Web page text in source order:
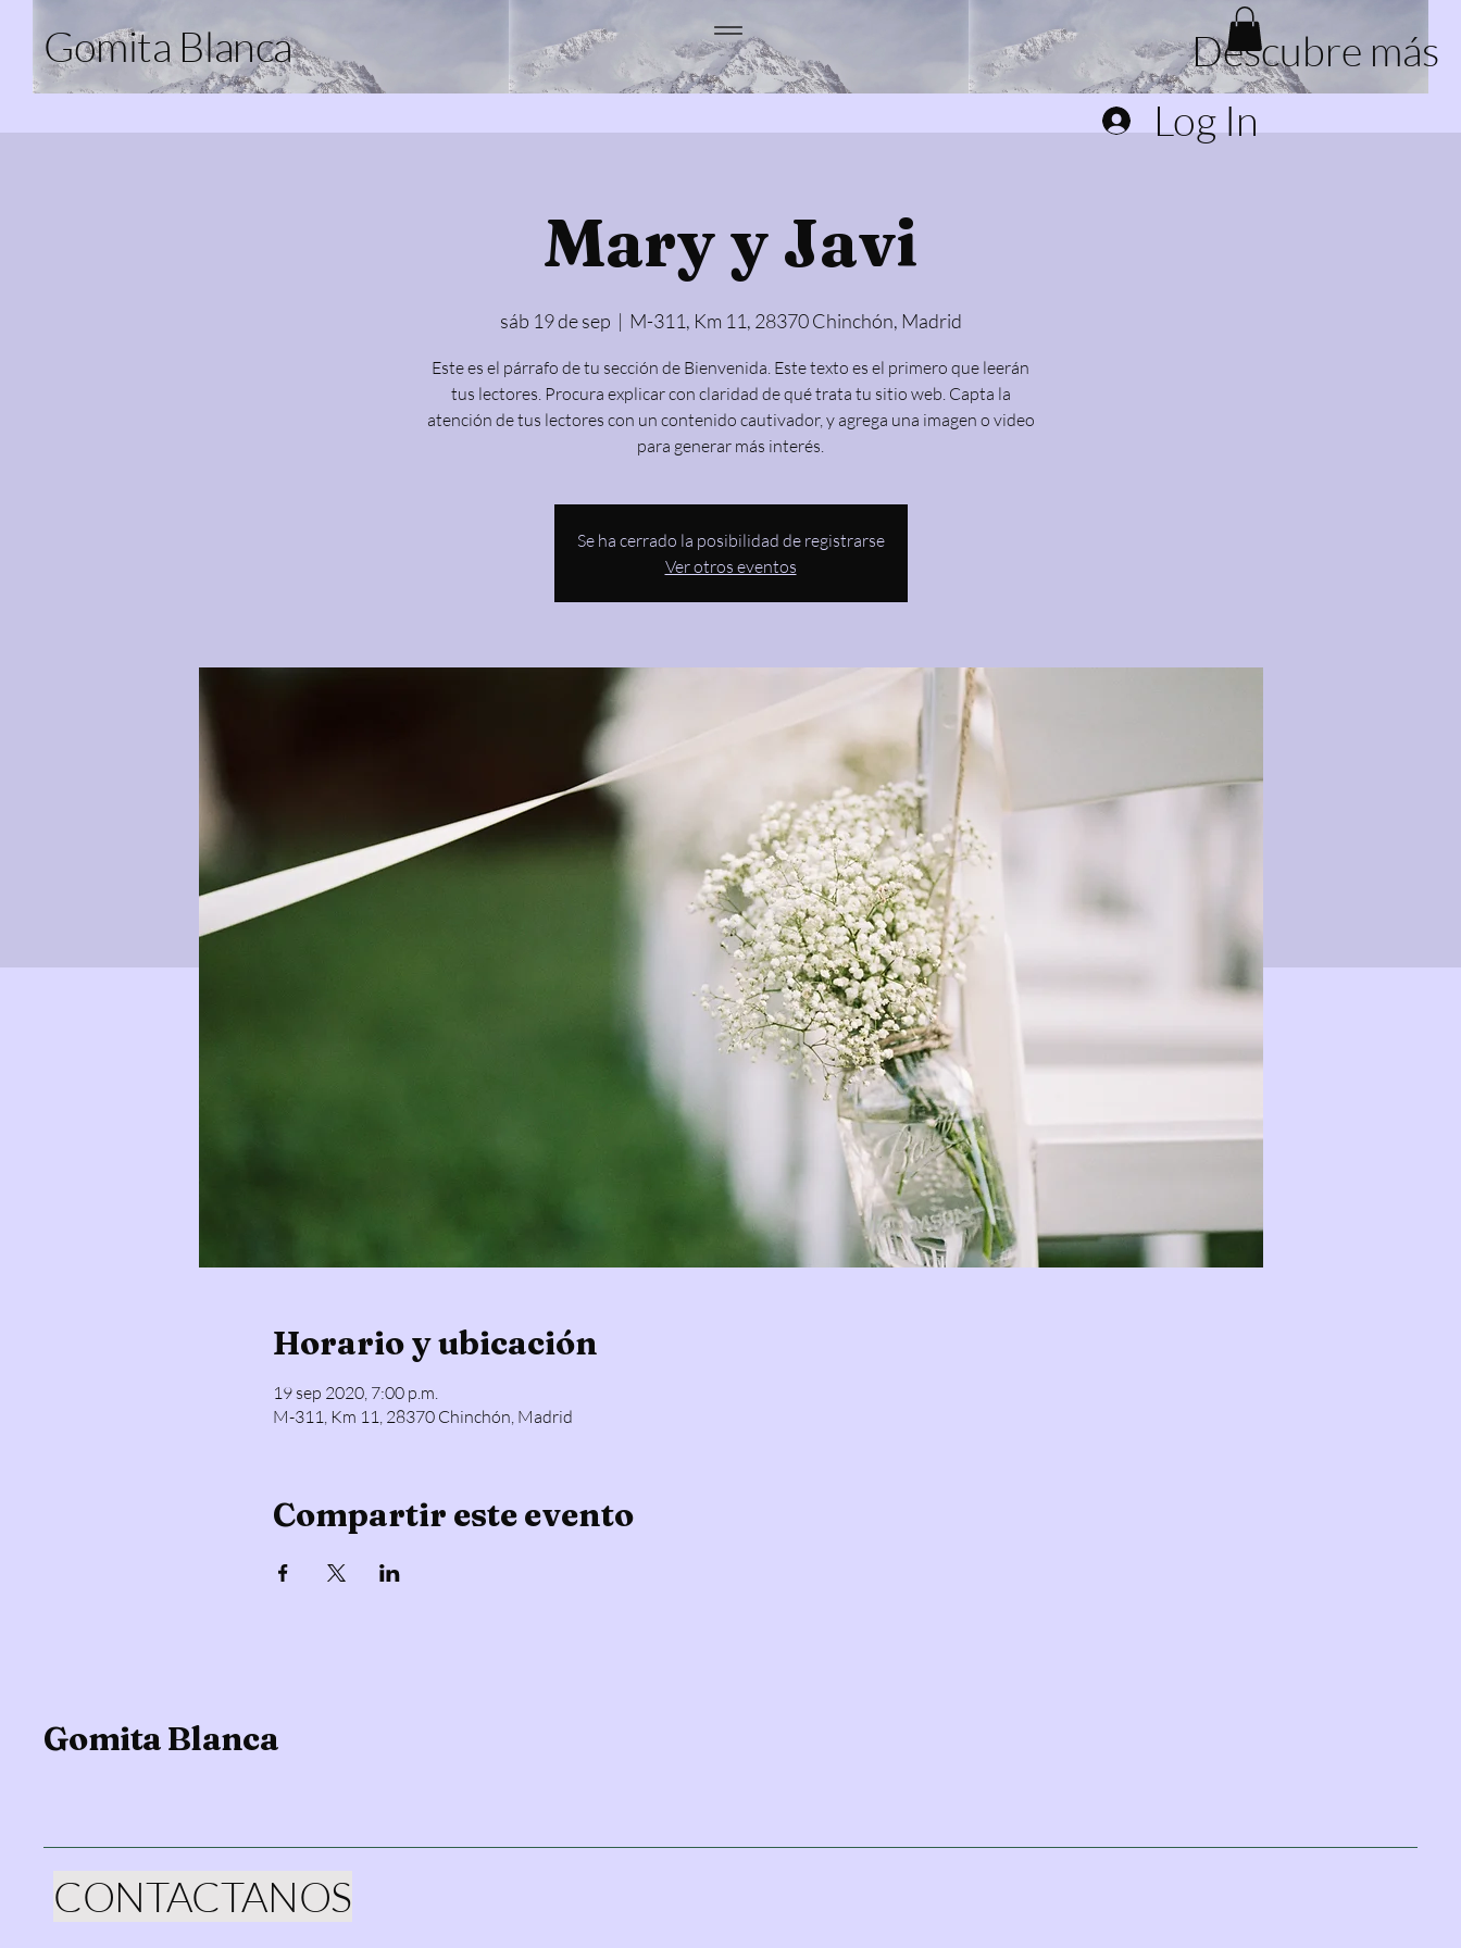
Gomita Blanca
Descubre más
Log In
Mary y Javi
sáb 19 de sep
  |
M-311, Km 11, 28370 Chinchón, Madrid
Este es el párrafo de tu sección de Bienvenida. Este texto es el primero que leerán
tus lectores. Procura explicar con claridad de qué trata tu sitio web. Capta la
atención de tus lectores con un contenido cautivador, y agrega una imagen o video
para generar más interés.
Se ha cerrado la posibilidad de registrarse
Ver otros eventos
Horario y ubicación
19 sep 2020, 7:00 p.m.
M-311, Km 11, 28370 Chinchón, Madrid
Compartir este evento
Gomita Blanca
CONTACTANOS